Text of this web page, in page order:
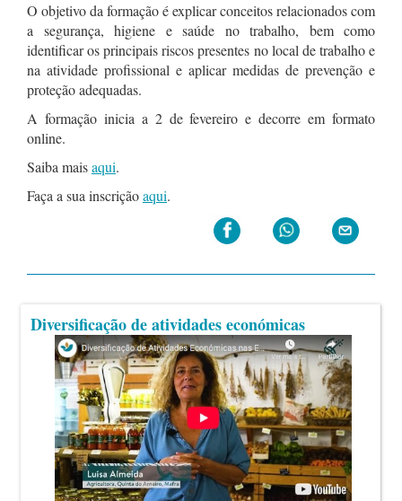
O objetivo da formação é explicar conceitos relacionados com
a segurança, higiene e saúde no trabalho, bem como
identificar os principais riscos presentes no local de trabalho e
na atividade profissional e aplicar medidas de prevenção e
proteção adequadas.
A formação inicia a 2 de fevereiro e decorre em formato
online.
Saiba maisaqui.
Faça a sua inscriçãoaqui.
Diversificação de atividades económicas